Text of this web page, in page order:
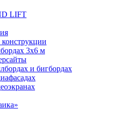
LIFT
3х6 м
и бигбордах